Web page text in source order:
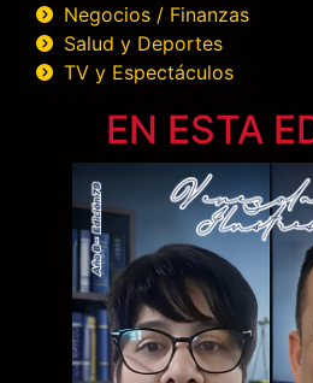
Negocios / Finanzas
Salud y Deportes
TV y Espectáculos
EN ESTA